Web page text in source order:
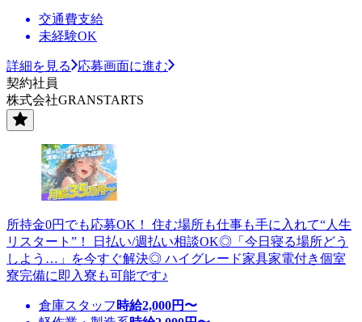
交通費支給
未経験OK
詳細を見る
応募画面に進む
契約社員
株式会社GRANSTARTS
所持金0円でも応募OK！ 住む場所も仕事も手に入れて“人生
リスタート”！ 日払い/週払い相談OK◎「今日寝る場所どう
しよう…」を今すぐ解決◎ ハイグレード家具家電付き個室
寮完備に即入寮も可能です♪
倉庫スタッフ 時給2,000円〜